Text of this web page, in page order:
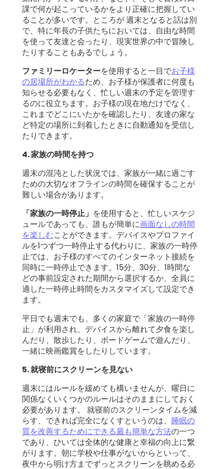
課で何が起こっているかをより正確に把握してい
ることが多いです。ところが 週末となると話は別
で、特に年長の子供たちにおいては、自由な時間
を使って友達と会ったり、現実世界の中で冒険し
たりすることもあるでしょう。
ファミリーロケーターを使用すると一目でお子様
の居場所がわかるため、お子様が保護者に何度も
知らせる必要もなく、忙しい週末の予定を管理す
るのに役立ちます。お子様の現在地だけでなく、
これまでどこにいたかを確認したり、友達の家な
ど特定の場所に到着したときに自動通知を受信し
たりできます。
4. 家族の時間を持つ
週末の混沌とし​​た状況では、家族が一緒に過ごす
ための大切なオフラインの時間を確保することが
難しい場合があります。
「家族の一時停止」 を使用すると、忙しいスケジ
ュールであっても、誰もが簡単に画面なしの時間
を楽しむことができます。デバイスやプロファイ
ルを1つずつ一時停止する代わりに、家族の一時停
止では、お子様のすべてのインターネット接続を
同時に一時停止できます。15分、30分、1時間な
どの事前設定された期間から選択するか、全員に
適した一時停止時間をカスタマイズして設定でき
ます。
平日でも週末でも、多くの家庭で「家族の一時停
止」が利用され、デバイスから離れて夕食を楽し
んだり、散歩したり、ボードゲームで遊んだり、
一緒に映画鑑賞をしたりしています。
5. 就寝前にスクリーンを見ない
週末にはルールを緩めても構いませんが、曜日に
関係なくいくつかのルールはそのままにしておく
必要があります。 就寝前のスクリーンタイムを減
らす、できれば完全になくすというのは、 睡眠の
質を改善するためにできる最も簡単な方法の一つ
であり、ひいては全体的な健康と幸福の向上に繋
がります。朝に学校や仕事がないからといって、
夜中から明け方までずっとスクリーンを眺める必